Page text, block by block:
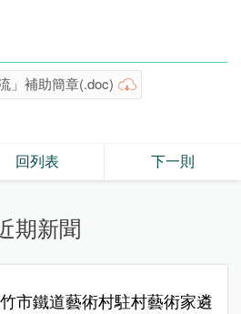
」補助簡章(.doc)
回列表 下一則
期新聞
竹市鐵道藝術村駐村藝術家遴